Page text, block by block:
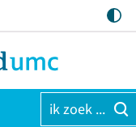
ik zoek ...